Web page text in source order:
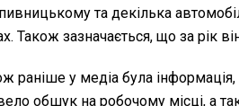
та декілька
Також зазначається, що за рік
раніше у медіа була
обшук на робочому місці, а